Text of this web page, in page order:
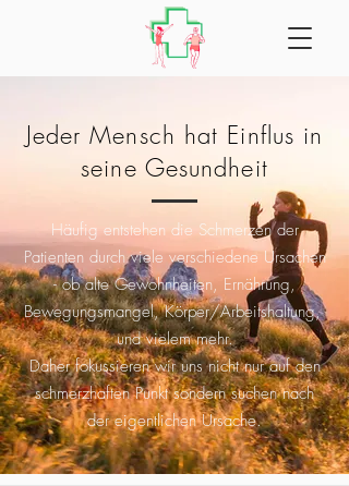
Jeder Mensch hat Einflus in
seine Gesundheit
Häufig entstehen die Schmerzen der
Patienten durch viele verschiedene Ursachen
- ob alte Gewohnheiten, Ernährung,
Bewegungsmangel, Körper/Arbeitshaltung,
und vielem mehr.
Daher fokussieren wir uns nicht nur auf den
schmerzhaften Punkt sondern suchen nach
der eigentlichen Ursache.